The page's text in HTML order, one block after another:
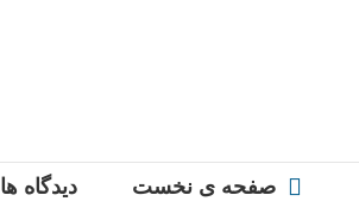
صفحه ی نخست دیدگاه ها